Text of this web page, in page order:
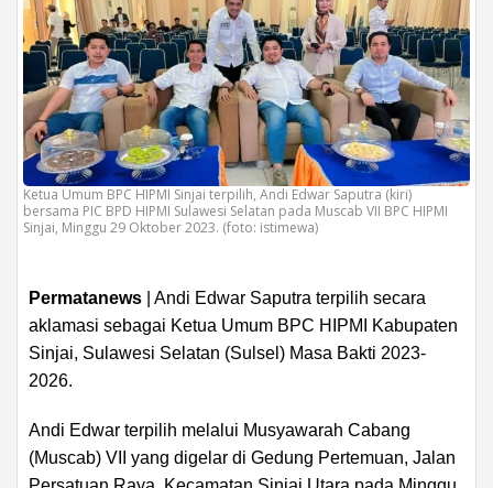
Ketua Umum BPC HIPMI Sinjai terpilih, Andi Edwar Saputra (kiri)
bersama PIC BPD HIPMI Sulawesi Selatan pada Muscab VII BPC HIPMI
Sinjai, Minggu 29 Oktober 2023. (foto: istimewa)
Permatanews | Andi Edwar Saputra terpilih secara
aklamasi sebagai Ketua Umum BPC HIPMI Kabupaten
Sinjai, Sulawesi Selatan (Sulsel) Masa Bakti 2023-
2026.
Andi Edwar terpilih melalui Musyawarah Cabang
(Muscab) VII yang digelar di Gedung Pertemuan, Jalan